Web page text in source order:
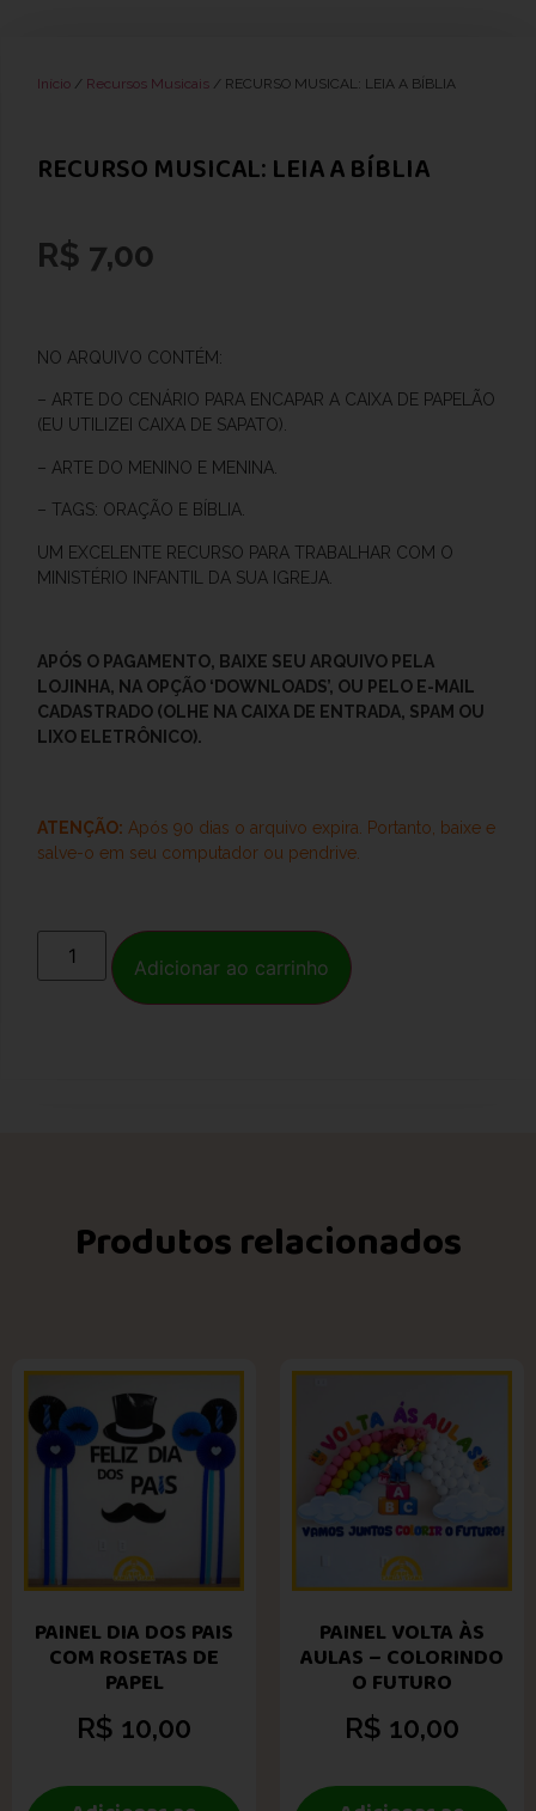
Início / Recursos Musicais / RECURSO MUSICAL: LEIA A BÍBLIA
RECURSO MUSICAL: LEIA A BÍBLIA
R$ 7,00
NO ARQUIVO CONTÉM:
– ARTE DO CENÁRIO PARA ENCAPAR A CAIXA DE PAPELÃO
(EU UTILIZEI CAIXA DE SAPATO).
– ARTE DO MENINO E MENINA.
– TAGS: ORAÇÃO E BÍBLIA.
UM EXCELENTE RECURSO PARA TRABALHAR COM O
MINISTÉRIO INFANTIL DA SUA IGREJA.
APÓS O PAGAMENTO, BAIXE SEU ARQUIVO PELA
LOJINHA, NA OPÇÃO ‘DOWNLOADS’, OU PELO E-MAIL
CADASTRADO (OLHE NA CAIXA DE ENTRADA, SPAM OU
LIXO ELETRÔNICO).
ATENÇÃO: Após 90 dias o arquivo expira. Portanto, baixe e
salve-o em seu computador ou pendrive.
Adicionar ao carrinho
Produtos relacionados
PAINEL DIA DOS PAIS
COM ROSETAS DE
PAPEL
R$ 10,00
PAINEL VOLTA ÀS
AULAS – COLORINDO
O FUTURO
R$ 10,00